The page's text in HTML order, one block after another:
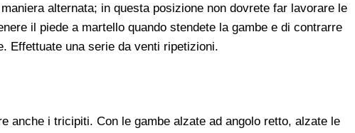
alternata; in questa posizione non dovrete far lavorare le
il piede a martello quando stendete la gambe e di contrarre
Effettuate una serie da venti ripetizioni.
anche i tricipiti. Con le gambe alzate ad angolo retto, alzate le